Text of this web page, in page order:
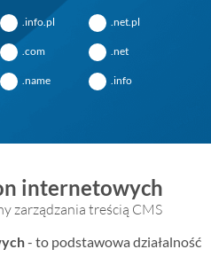
.info.pl .net.pl
.com .net
.name .info
internetowych
zarządzania treścią CMS
- to podstawowa działalność